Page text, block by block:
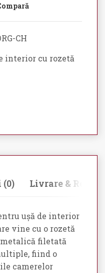
CH
interior cu rozetă
(0) Livrare & Retur
ușă de interior
vine cu o rozetă
filetată
fiind o
camerelor